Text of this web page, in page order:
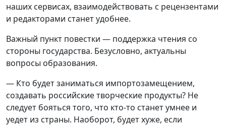
наших сервисах, взаимодействовать с рецензентами
и редакторами станет удобнее.
Важный пункт повестки — поддержка чтения со
стороны государства. Безусловно, актуальны
вопросы образования.
— Кто будет заниматься импортозамещением,
создавать российские творческие продукты? Не
следует бояться того, что кто-то станет умнее и
уедет из страны. Наоборот, будет хуже, если